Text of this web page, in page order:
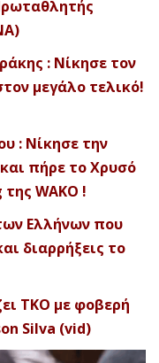
: Νίκησε τον
μεγάλο τελικό!
: Nίκησε την
πήρε το Χρυσό
WAKO !
Ελλήνων που
διαρρήξεις το
ΤΚΟ με φοβερή
Silva (vid)